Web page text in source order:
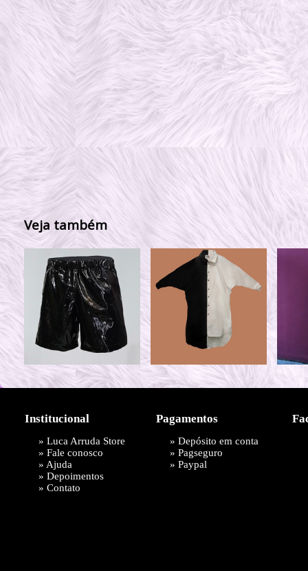
Veja também
Institucional
» Luca Arruda Store
» Fale conosco
» Ajuda
» Depoimentos
» Contato
Pagamentos
» Depósito em conta
» Pagseguro
» Paypal